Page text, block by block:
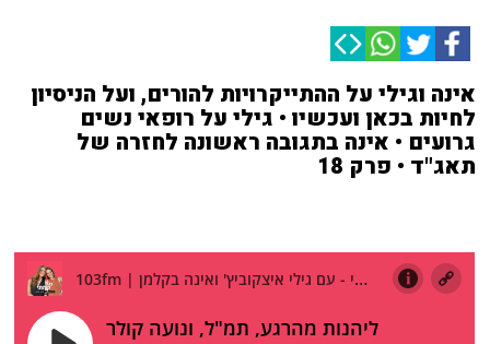
אינה וגילי על ההתייקרויות להורים, ועל הניסיון
לחיות בכאן ועכשיו • גילי על רופאי נשים
גרועים • אינה בתגובה ראשונה לחזרה של
תאג"ד • פרק 18